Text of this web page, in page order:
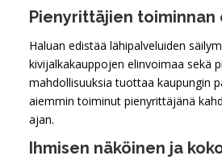
Pienyrittäjien toiminnan
Haluan edistää lähipalveluiden
kivijalkakauppojen elinvoimaa sekä
mahdollisuuksia tuottaa kaupungin
aiemmin toiminut pienyrittäjänä
ajan.
Ihmisen näköinen ja